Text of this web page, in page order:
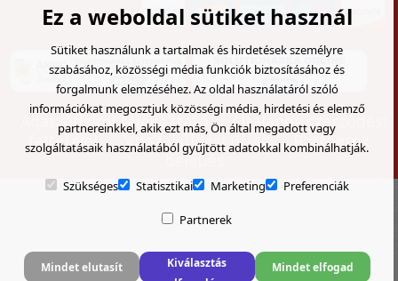
Adatvédelmi tájékoztató
Általános szerződési
feltételek
Visszaküldési űrlap
Partnerek
belépés
Ez a weboldal sütiket használ
Sütiket használunk a tartalmak és hirdetések személyre
szabásához, közösségi média funkciók biztosításához és
forgalmunk elemzéséhez. Az oldal használatáról szóló
információkat megosztjuk közösségi média, hirdetési és elemző
partnereinkkel, akik ezt más, Ön által megadott vagy
szolgáltatásaik használatából gyűjtött adatokkal kombinálhatják.
Szükséges Statisztikai Marketing Preferenciák
Partnerek
Mindet elutasít
Kiválasztás
Mindet elfogad